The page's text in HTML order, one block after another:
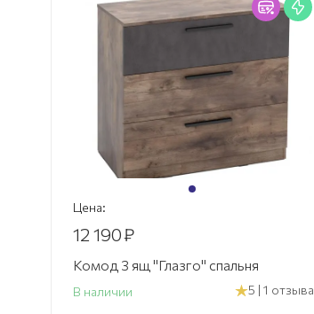
Цена:
12 190₽
Комод 3 ящ "Глазго" спальня
В наличии 5 | 1 отзыва